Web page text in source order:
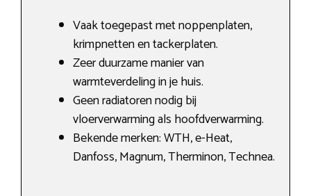
Vaak toegepast met noppenplaten,
krimpnetten en tackerplaten.
Zeer duurzame manier van
warmteverdeling in je huis.
Geen radiatoren nodig bij
vloerverwarming als hoofdverwarming.
Bekende merken: WTH, e-Heat,
Danfoss, Magnum, Therminon, Technea.